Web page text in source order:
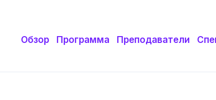
Обзор Программа Преподаватели